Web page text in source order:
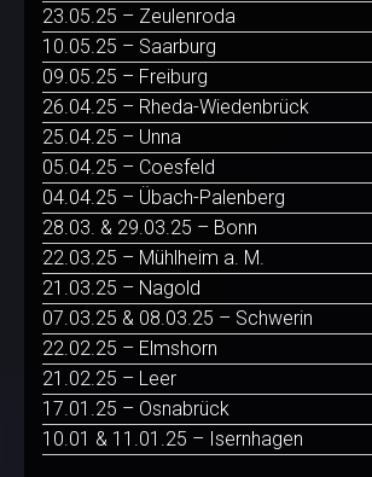
23.05.25 – Zeulenroda
10.05.25 – Saarburg
09.05.25 – Freiburg
26.04.25 – Rheda-Wiedenbrück
25.04.25 – Unna
05.04.25 – Coesfeld
04.04.25 – Übach-Palenberg
28.03. & 29.03.25 – Bonn
22.03.25 – Mühlheim a. M.
21.03.25 – Nagold
07.03.25 & 08.03.25 – Schwerin
22.02.25 – Elmshorn
21.02.25 – Leer
17.01.25 – Osnabrück
10.01 & 11.01.25 – Isernhagen